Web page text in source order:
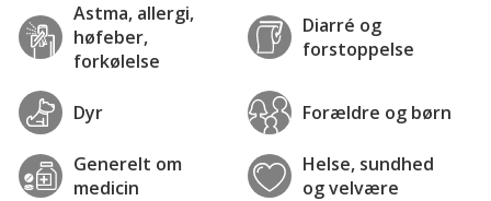
Astma, allergi,
høfeber,
forkølelse
Diarré og
forstoppelse
Dyr Forældre og børn
Generelt om
medicin
Helse, sundhed
og velvære